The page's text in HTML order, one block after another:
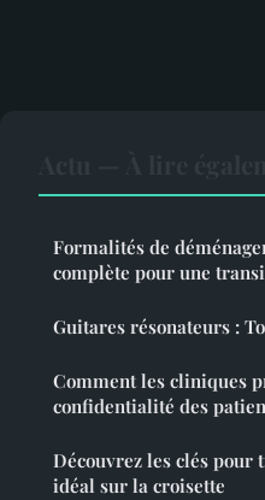
Formalités de
complète pour une
Guitares résonateurs :
Comment les cliniques
confidentialité des
Découvrez les clés
idéal sur la croisette